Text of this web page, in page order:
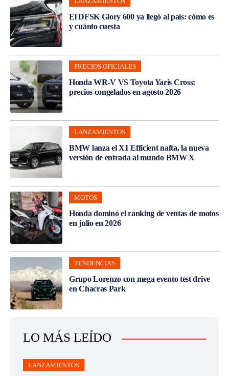
El DFSK Glory 600 ya llegó al país: cómo es
y cuánto cuesta
PRECIOS OFICIALES
Honda WR-V VS Toyota Yaris Cross:
precios congelados en agosto 2026
LANZAMIENTOS
BMW lanza el X1 Efficient nafta, la nueva
versión de entrada al mundo BMW X
MOTOS
Honda dominó el ranking de ventas de motos
en julio en 2026
TENDENCIAS
Grupo Lorenzo con mega evento test drive
en Chacras Park
LO MÁS LEÍDO
LANZAMIENTOS